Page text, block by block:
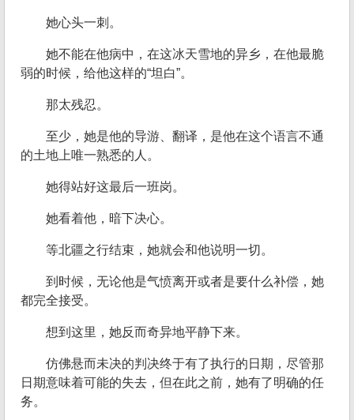
她心头一刺。
她不能在他病中，在这冰天雪地的异乡，在他最脆
弱的时候，给他这样的“坦白”。
那太残忍。
至少，她是他的导游、翻译，是他在这个语言不通
的土地上唯一熟悉的人。
她得站好这最后一班岗。
她看着他，暗下决心。
等北疆之行结束，她就会和他说明一切。
到时候，无论他是气愤离开或者是要什么补偿，她
都完全接受。
想到这里，她反而奇异地平静下来。
仿佛悬而未决的判决终于有了执行的日期，尽管那
日期意味着可能的失去，但在此之前，她有了明确的任
务。